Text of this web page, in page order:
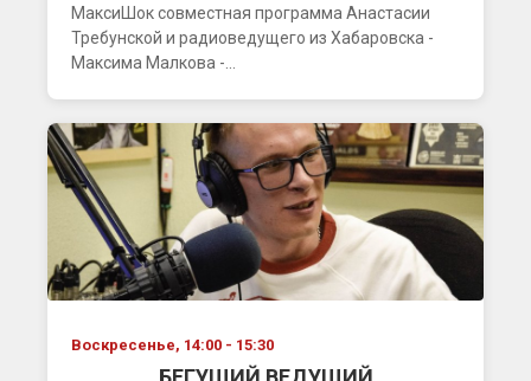
МаксиШок совместная программа Анастасии
Требунской и радиоведущего из Хабаровска -
Максима Малкова -...
Воскресенье, 14:00 - 15:30